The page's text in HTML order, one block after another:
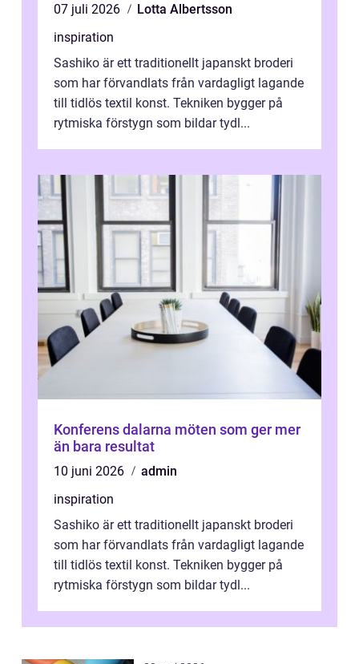
07 juli 2026
Lotta Albertsson
inspiration
Sashiko är ett traditionellt japanskt broderi
som har förvandlats från vardagligt lagande
till tidlös textil konst. Tekniken bygger på
rytmiska förstygn som bildar tydl...
Konferens dalarna möten som ger mer
än bara resultat
10 juni 2026
admin
inspiration
Sashiko är ett traditionellt japanskt broderi
som har förvandlats från vardagligt lagande
till tidlös textil konst. Tekniken bygger på
rytmiska förstygn som bildar tydl...